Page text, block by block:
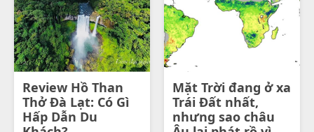
Review Hồ Than
Thở Đà Lạt: Có Gì
Hấp Dẫn Du
Mặt Trời đang ở xa
Trái Đất nhất,
nhưng sao châu